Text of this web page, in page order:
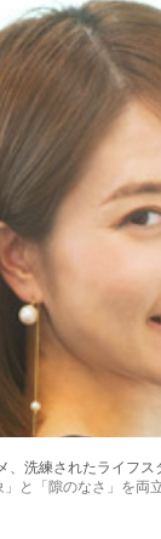
、洗練されたライフス
と「隙のなさ」を両